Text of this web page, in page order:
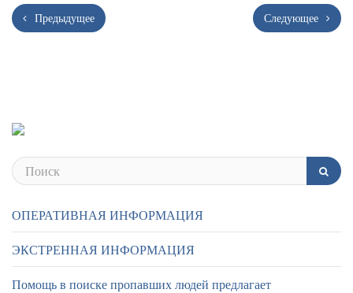
Предыдущее Следующее
ОПЕРАТИВНАЯ ИНФОРМАЦИЯ
ЭКСТРЕННАЯ ИНФОРМАЦИЯ
Помощь в поиске пропавших людей предлагает